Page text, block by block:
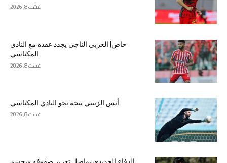
غشت 8, 2026
خاص| العربي الناجي يجدد عقده مع النادي
المكناسي
غشت 8, 2026
أنس الزنيتي يتجه نحو النادي المكناسي
غشت 8, 2026